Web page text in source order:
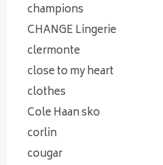
champions
CHANGE Lingerie
clermonte
close to my heart
clothes
Cole Haan sko
corlin
cougar